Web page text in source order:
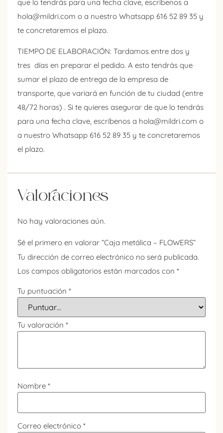
que lo tendrás para una fecha clave, escríbenos a
hola@mildri.com o a nuestro Whatsapp 616 52 89 35 y
te concretaremos el plazo.
TIEMPO DE ELABORACIÓN: Tardamos entre dos y
tres días en preparar el pedido. A esto tendrás que
sumar el plazo de entrega de la empresa de
transporte, que variará en función de tu ciudad (entre
48/72 horas) . Si te quieres asegurar de que lo tendrás
para una fecha clave, escríbenos a hola@mildri.com o
a nuestro Whatsapp 616 52 89 35 y te concretaremos
el plazo.
Valoraciones
No hay valoraciones aún.
Sé el primero en valorar “Caja metálica – FLOWERS”
Tu dirección de correo electrónico no será publicada.
Los campos obligatorios están marcados con *
Tu puntuación *
Tu valoración *
Nombre *
Correo electrónico *